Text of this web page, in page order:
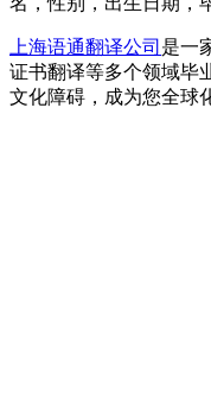
上海语通翻译公司 是一
证书翻译等多个领域毕
文化障碍，成为您全球